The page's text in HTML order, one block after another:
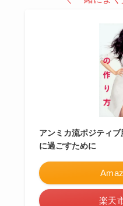
アンミカ流ポジティ
に過ごすために
楽天